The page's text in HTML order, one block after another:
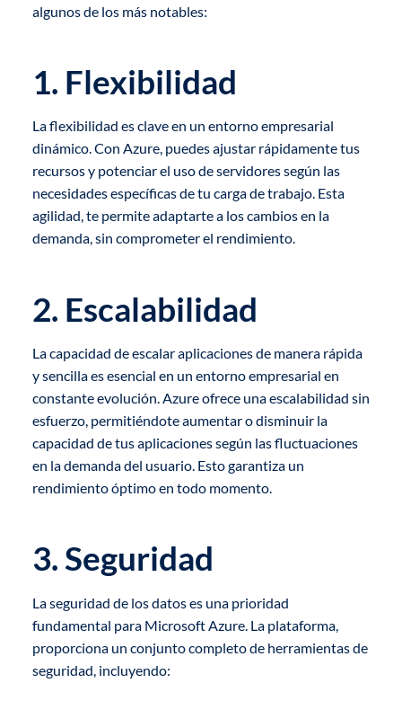
algunos de los más notables:
1. Flexibilidad
La flexibilidad es clave en un entorno empresarial
dinámico. Con Azure, puedes ajustar rápidamente tus
recursos y potenciar el uso de servidores según las
necesidades específicas de tu carga de trabajo. Esta
agilidad, te permite adaptarte a los cambios en la
demanda, sin comprometer el rendimiento.
2. Escalabilidad
La capacidad de escalar aplicaciones de manera rápida
y sencilla es esencial en un entorno empresarial en
constante evolución. Azure ofrece una escalabilidad sin
esfuerzo, permitiéndote aumentar o disminuir la
capacidad de tus aplicaciones según las fluctuaciones
en la demanda del usuario. Esto garantiza un
rendimiento óptimo en todo momento.
3. Seguridad
La seguridad de los datos es una prioridad
fundamental para Microsoft Azure. La plataforma,
proporciona un conjunto completo de herramientas de
seguridad, incluyendo: